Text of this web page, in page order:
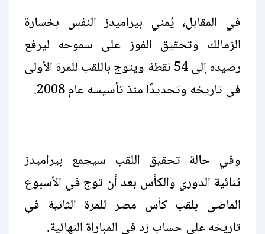
في المقابل، يُمني بيراميدز النفس بخسارة
الزمالك وتحقيق الفوز على سموحه ليرفع
رصيده إلى 54 نقطة ويتوج باللقب للمرة الأولى
في تاريخه وتحديدًا منذ تأسيسه عام 2008.
وفي حالة تحقيق اللقب سيجمع بيراميدز
ثنائية الدوري والكأس بعد أن توج في الأسبوع
الماضي بلقب كأس مصر للمرة الثانية في
تاريخه على حساب زد في المباراة النهائية.